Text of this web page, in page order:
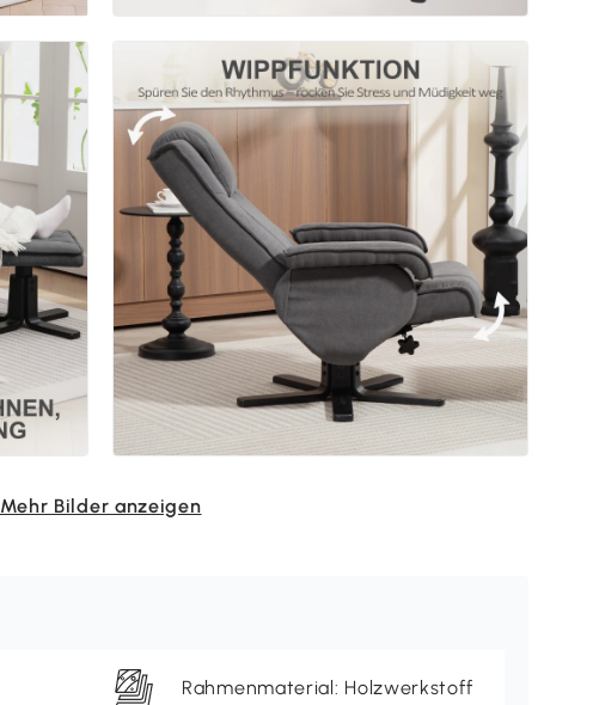
Mehr Bilder anzeigen
Rahmenmaterial: Holzwerkstoff